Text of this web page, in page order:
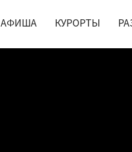
АФИША КУРОРТЫ